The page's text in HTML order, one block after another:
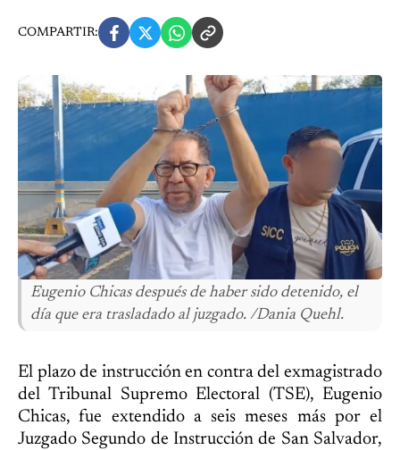
COMPARTIR:
Eugenio Chicas después de haber sido detenido, el
día que era trasladado al juzgado. /Dania Quehl.
El plazo de instrucción en contra del exmagistrado
del Tribunal Supremo Electoral (TSE), Eugenio
Chicas, fue extendido a seis meses más por el
Juzgado Segundo de Instrucción de San Salvador,